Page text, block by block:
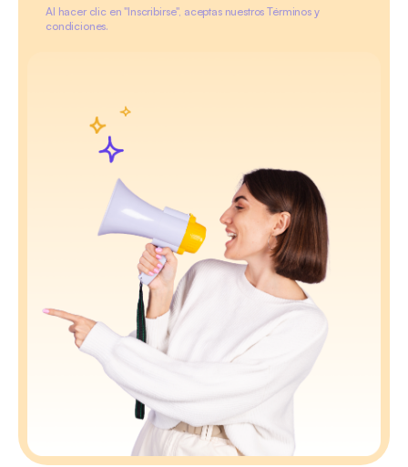
Al hacer clic en "Inscribirse", aceptas nuestros Términos y
condiciones.